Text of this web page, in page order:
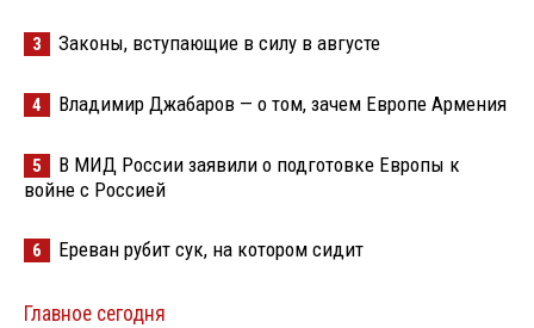
3 Законы, вступающие в силу в августе
4 Владимир Джабаров — о том, зачем Европе Армения
5
В МИД России заявили о подготовке Европы к
войне с Россией
6 Ереван рубит сук, на котором сидит
Главное сегодня